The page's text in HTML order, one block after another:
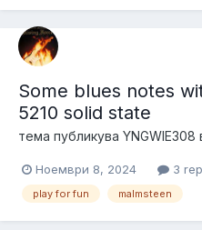
Some blues notes
5210 solid state
тема публикува YNGWIE308
Ноември 8, 2024 3
play for fun malmsteen